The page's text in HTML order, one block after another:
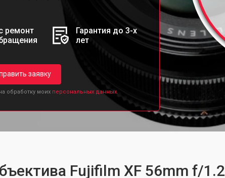
ремонт
Гарантия до 3-х
лет
заявку
обработку моих персональных данных.
Fujifilm XF 56mm f/